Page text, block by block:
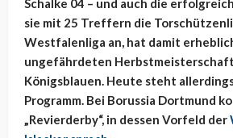
Schalke 04 – und auch die
sie mit 25 Treffern die
Westfalenliga an, hat damit
ungefährdeten
Königsblauen. Heute steht
Programm. Bei Borussia Dortmund
„Revierderby“, in dessen Vorfeld der